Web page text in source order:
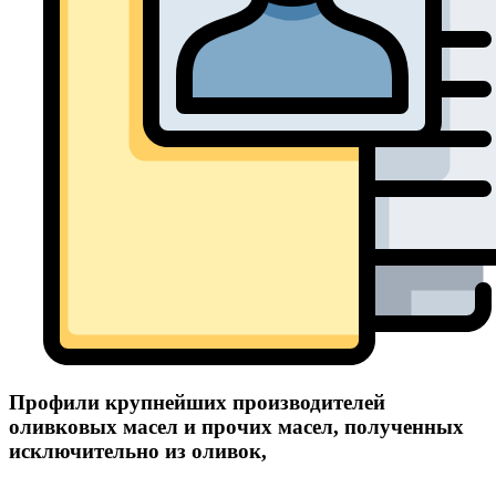
Профили крупнейших производителей
оливковых масел и прочих масел, полученных
исключительно из оливок,